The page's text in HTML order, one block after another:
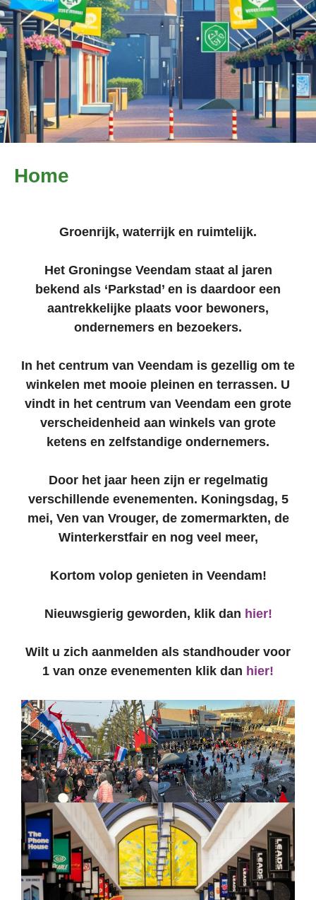
Home
Groenrijk, waterrijk en ruimtelijk.
Het Groningse Veendam staat al jaren
bekend als ‘Parkstad’ en is daardoor een
aantrekkelijke plaats voor bewoners,
ondernemers en bezoekers.
In het centrum van Veendam is gezellig om te
winkelen met mooie pleinen en terrassen. U
vindt in het centrum van Veendam een grote
verscheidenheid aan winkels van grote
ketens en zelfstandige ondernemers.
Door het jaar heen zijn er regelmatig
verschillende evenementen. Koningsdag, 5
mei, Ven van Vrouger, de zomermarkten, de
Winterkerstfair en nog veel meer,
Kortom volop genieten in Veendam!
Nieuwsgierig geworden, klik dan hier!
Wilt u zich aanmelden als standhouder voor
1 van onze evenementen klik dan hier!